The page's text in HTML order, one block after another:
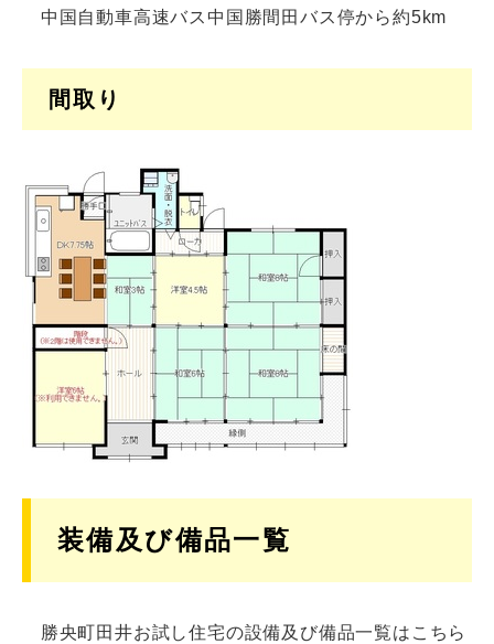
中国自動車高速バス中国勝間田バス停から約5km
間取り
装備及び備品一覧
勝央町田井お試し住宅の設備及び備品一覧はこちら